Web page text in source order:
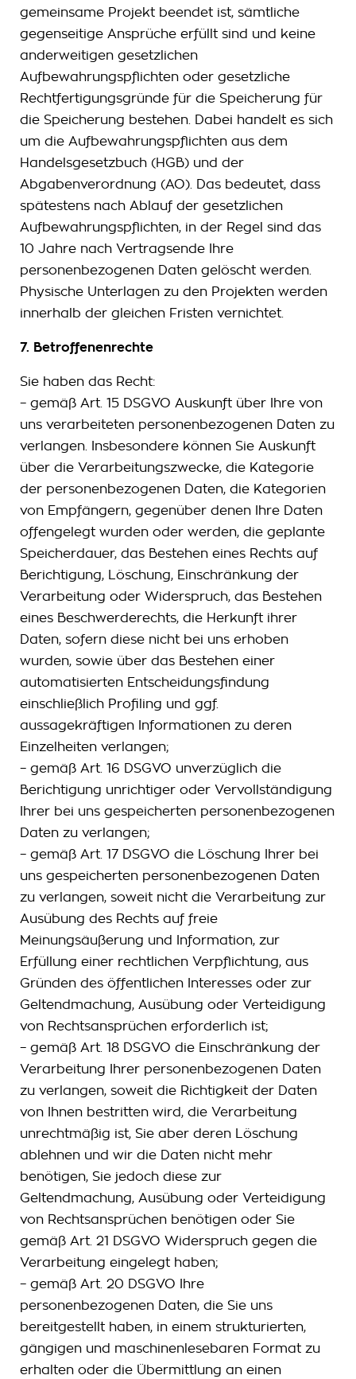
gemeinsame Projekt beendet ist, sämtliche
gegenseitige Ansprüche erfüllt sind und keine
anderweitigen gesetzlichen
Aufbewahrungspflichten oder gesetzliche
Rechtfertigungsgründe für die Speicherung für
die Speicherung bestehen. Dabei handelt es sich
um die Aufbewahrungspflichten aus dem
Handelsgesetzbuch (HGB) und der
Abgabenverordnung (AO). Das bedeutet, dass
spätestens nach Ablauf der gesetzlichen
Aufbewahrungspflichten, in der Regel sind das
10 Jahre nach Vertragsende Ihre
personenbezogenen Daten gelöscht werden.
Physische Unterlagen zu den Projekten werden
innerhalb der gleichen Fristen vernichtet.
7. Betroffenenrechte
Sie haben das Recht:
– gemäß Art. 15 DSGVO Auskunft über Ihre von
uns verarbeiteten personenbezogenen Daten zu
verlangen. Insbesondere können Sie Auskunft
über die Verarbeitungszwecke, die Kategorie
der personenbezogenen Daten, die Kategorien
von Empfängern, gegenüber denen Ihre Daten
offengelegt wurden oder werden, die geplante
Speicherdauer, das Bestehen eines Rechts auf
Berichtigung, Löschung, Einschränkung der
Verarbeitung oder Widerspruch, das Bestehen
eines Beschwerderechts, die Herkunft ihrer
Daten, sofern diese nicht bei uns erhoben
wurden, sowie über das Bestehen einer
automatisierten Entscheidungsfindung
einschließlich Profiling und ggf.
aussagekräftigen Informationen zu deren
Einzelheiten verlangen;
– gemäß Art. 16 DSGVO unverzüglich die
Berichtigung unrichtiger oder Vervollständigung
Ihrer bei uns gespeicherten personenbezogenen
Daten zu verlangen;
– gemäß Art. 17 DSGVO die Löschung Ihrer bei
uns gespeicherten personenbezogenen Daten
zu verlangen, soweit nicht die Verarbeitung zur
Ausübung des Rechts auf freie
Meinungsäußerung und Information, zur
Erfüllung einer rechtlichen Verpflichtung, aus
Gründen des öffentlichen Interesses oder zur
Geltendmachung, Ausübung oder Verteidigung
von Rechtsansprüchen erforderlich ist;
– gemäß Art. 18 DSGVO die Einschränkung der
Verarbeitung Ihrer personenbezogenen Daten
zu verlangen, soweit die Richtigkeit der Daten
von Ihnen bestritten wird, die Verarbeitung
unrechtmäßig ist, Sie aber deren Löschung
ablehnen und wir die Daten nicht mehr
benötigen, Sie jedoch diese zur
Geltendmachung, Ausübung oder Verteidigung
von Rechtsansprüchen benötigen oder Sie
gemäß Art. 21 DSGVO Widerspruch gegen die
Verarbeitung eingelegt haben;
– gemäß Art. 20 DSGVO Ihre
personenbezogenen Daten, die Sie uns
bereitgestellt haben, in einem strukturierten,
gängigen und maschinenlesebaren Format zu
erhalten oder die Übermittlung an einen